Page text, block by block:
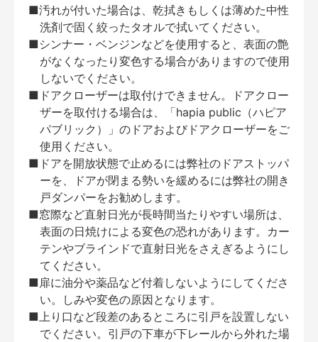
■汚れが付いた場合は、乾拭きもしくは薄めた中性
洗剤で固く絞ったタオルで拭いてください。
■シンナー・ベンジンなどを使用すると、表面の艶
がなくなったり変色する場合がありますので使用
しないでください。
■ドアクローザーは取付けできません。ドアクロー
ザーを取付ける場合は、「hapia public（ハピア
パブリック）」のドアおよびドアクローザーをご
使用ください。
■ドアを開放状態で止めるには弊社のドアストッパ
ーを、ドアが閉まる勢いを緩めるには弊社の開き
戸ダンパーをお勧めします。
■窓際など直射日光が長時間当たりやすい場所は、
表面の日焼けによる変色の恐れがあります。カー
テンやブラインドで直射日光をさえぎるようにし
てください。
■扉に油分や薬品など付着しないようにしてくださ
い。しみや変色の原因となります。
■上り口など段差のあるところに引戸を設置しない
でください。引戸の下車が下レールから外れた場